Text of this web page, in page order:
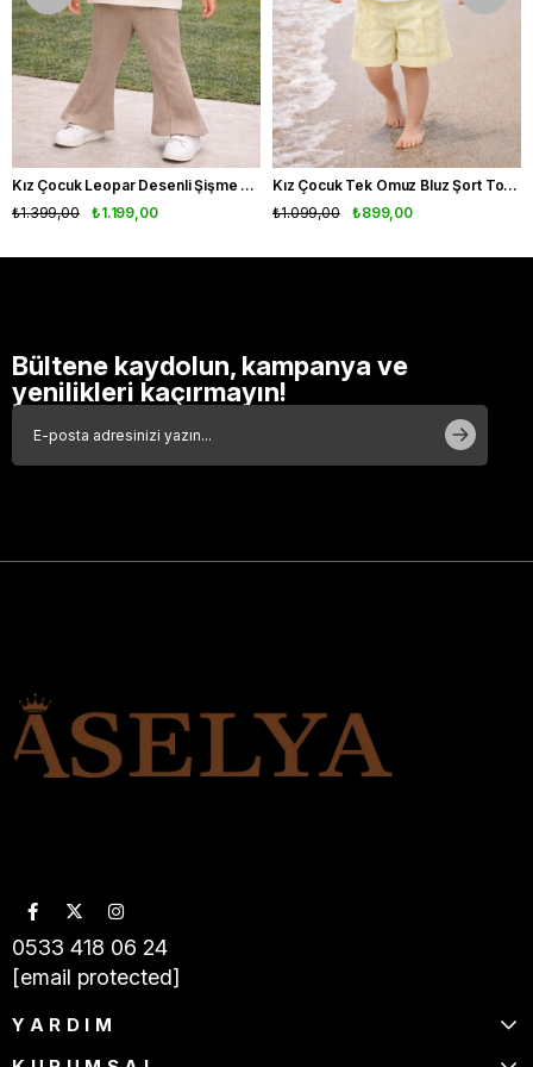
Kız Çocuk Leopar Desenli Şişme Yelekli 3'lü Takım
₺1.199,00
₺1.399,00
Kız Çocuk Tek Omuz Bluz Şort Tokalı Takım Fırfır Detaylı Yazlık 3'lü Set
₺899,00
₺1.099,00
Bültene kaydolun, kampanya ve
yenilikleri kaçırmayın!
0533 418 06 24
[email protected]
YARDIM